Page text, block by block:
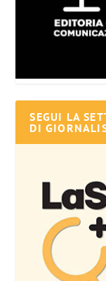
SEGUI LA
DI